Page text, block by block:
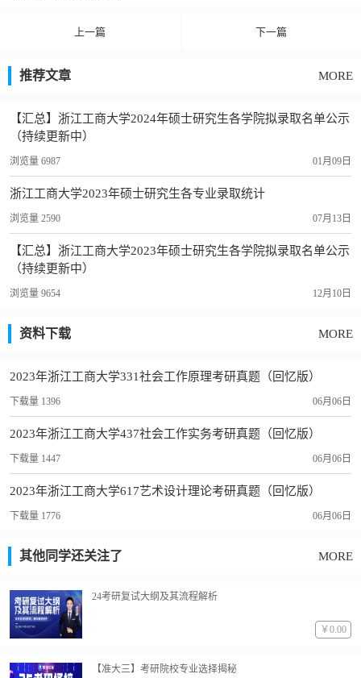
上一篇 下一篇
推荐文章 MORE
【汇总】浙江工商大学2024年硕士研究生各学院拟录取名单公示
（持续更新中）
浏览量 6987 01月09日
浙江工商大学2023年硕士研究生各专业录取统计
浏览量 2590 07月13日
【汇总】浙江工商大学2023年硕士研究生各学院拟录取名单公示
（持续更新中）
浏览量 9654 12月10日
资料下载 MORE
2023年浙江工商大学331社会工作原理考研真题（回忆版）
下载量 1396 06月06日
2023年浙江工商大学437社会工作实务考研真题（回忆版）
下载量 1447 06月06日
2023年浙江工商大学617艺术设计理论考研真题（回忆版）
下载量 1776 06月06日
其他同学还关注了 MORE
24考研复试大纲及其流程解析
￥0.00
【准大三】考研院校专业选择揭秘